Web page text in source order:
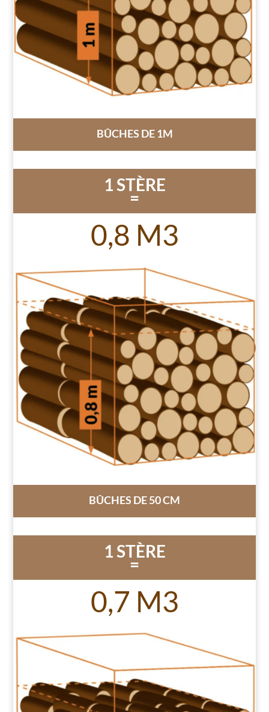
BÛCHES DE 1M
1 STÈRE
=
0,8 M3
BÛCHES DE 50 CM
1 STÈRE
=
0,7 M3